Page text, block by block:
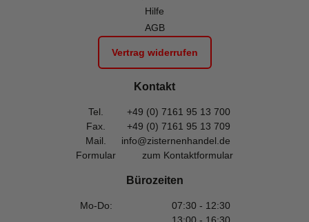
Hilfe
AGB
Vertrag widerrufen
Kontakt
Tel.
+49 (0) 7161 95 13 700
Fax.
+49 (0) 7161 95 13 709
Mail.
info@zisternenhandel.de
Formular
zum Kontaktformular
Bürozeiten
Mo-Do:
07:30 - 12:30